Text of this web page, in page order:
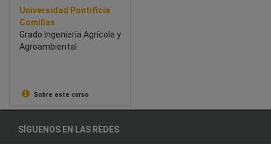
Universidad Pontificia
Comillas
Grado Ingeniería Agrícola y
Agroambiental
Sobre este curso
SÍGUENOS EN LAS REDES